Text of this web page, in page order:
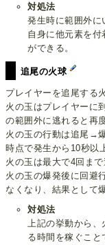
対処法
発生時に範囲外に
自身に他元素を付
ができる。
追尾の火球
プレイヤーを追尾する
火の玉はプレイヤーに
の範囲外に逃れると再
火の玉の行動は追尾→
時点で発生から10秒以
火の玉は最大で4回ま
火の玉の爆発後に回避
なくなり、結果として
対処法
上記の挙動から、
る時間を稼ぐこと